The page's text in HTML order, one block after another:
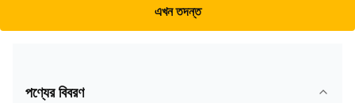
এখন তদন্ত
পণ্যের বিবরণ